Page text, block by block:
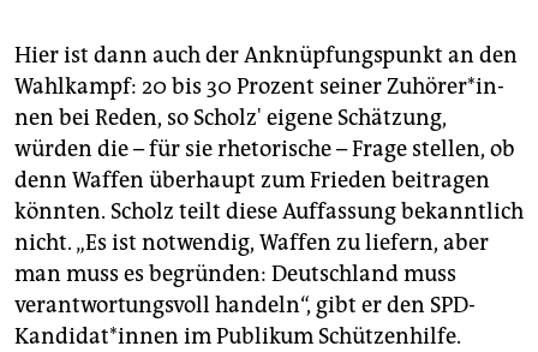
Hier ist dann auch der Anknüpfungspunkt an den
Wahlkampf: 20 bis 30 Prozent seiner Zu­hö­re­r*in­
nen bei Reden, so Scholz' eigene Schätzung,
würden die – für sie rhetorische – Frage stellen, ob
denn Waffen überhaupt zum Frieden beitragen
könnten. Scholz teilt diese Auffassung bekanntlich
nicht. „Es ist notwendig, Waffen zu liefern, aber
man muss es begründen: Deutschland muss
verantwortungsvoll handeln“, gibt er den SPD-
Kandidat*innen im Publikum Schützenhilfe.